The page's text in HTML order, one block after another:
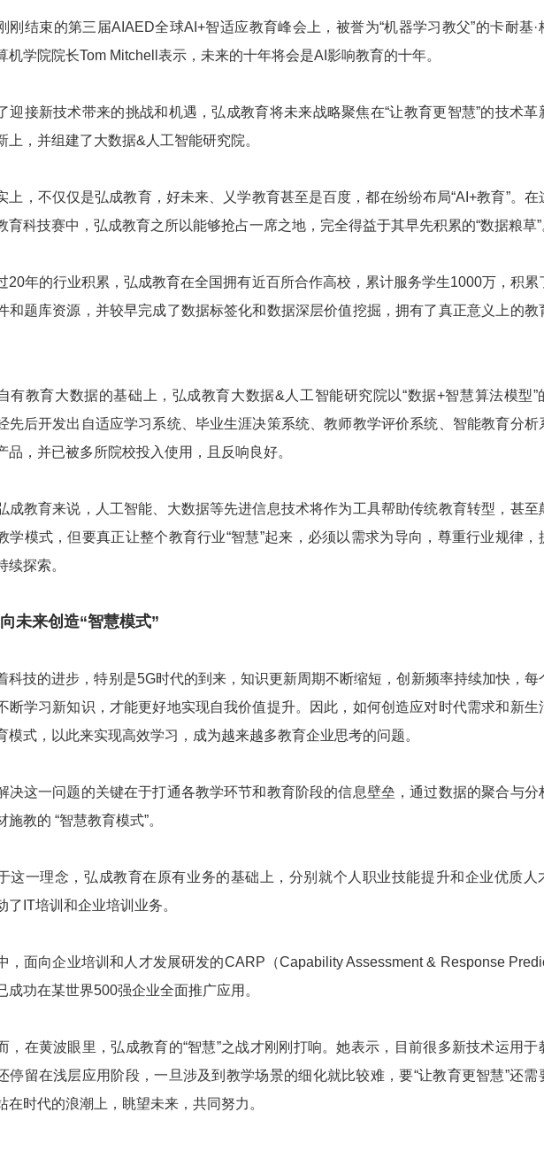
结束的第三届AIAED全球AI+智适应教育峰会上，被誉为“机器学习教父”的卡耐基·
机学院院长Tom Mitchell表示，未来的十年将会是AI影响教育的十年。
接新技术带来的挑战和机遇，弘成教育将未来战略聚焦在“让教育更智慧”的技术革
上，并组建了大数据&人工智能研究院。
，不仅仅是弘成教育，好未来、乂学教育甚至是百度，都在纷纷布局“AI+教育”。在
育科技赛中，弘成教育之所以能够抢占一席之地，完全得益于其早先积累的“数据粮草”
年的行业积累，弘成教育在全国拥有近百所合作高校，累计服务学生1000万，积累
和题库资源，并较早完成了数据标签化和数据深层价值挖掘，拥有了真正意义上的教
教育大数据的基础上，弘成教育大数据&人工智能研究院以“数据+智慧算法模型”
先后开发出自适应学习系统、毕业生涯决策系统、教师教学评价系统、智能教育分析
品，并已被多所院校投入使用，且反响良好。
教育来说，人工智能、大数据等先进信息技术将作为工具帮助传统教育转型，甚至
学模式，但要真正让整个教育行业“智慧”起来，必须以需求为导向，尊重行业规律，
续探索。
来创造“智慧模式”
技的进步，特别是5G时代的到来，知识更新周期不断缩短，创新频率持续加快，每
断学习新知识，才能更好地实现自我价值提升。因此，如何创造应对时代需求和新生
模式，以此来实现高效学习，成为越来越多教育企业思考的问题。
这一问题的关键在于打通各教学环节和教育阶段的信息壁垒，通过数据的聚合与分
施教的 “智慧教育模式”。
一理念，弘成教育在原有业务的基础上，分别就个人职业技能提升和企业优质人
了IT培训和企业培训业务。
面向企业培训和人才发展研发的CARP（Capability Assessment & Response
成功在某世界500强企业全面推广应用。
在黄波眼里，弘成教育的“智慧”之战才刚刚打响。她表示，目前很多新技术运用于
停留在浅层应用阶段，一旦涉及到教学场景的细化就比较难，要“让教育更智慧”还需
在时代的浪潮上，眺望未来，共同努力。